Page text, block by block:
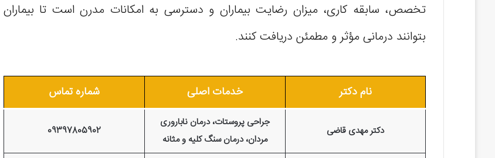
تخصص، سابقه کاری، میزان رضایت بیماران و دسترسی به امکانات مدرن است تا بیماران
بتوانند درمانی مؤثر و مطمئن دریافت کنند.
نام دکتر خدمات اصلی شماره تماس
دکتر مهدی قاضی
جراحی پروستات، درمان ناباروری
مردان، درمان سنگ کلیه و مثانه
09397805902